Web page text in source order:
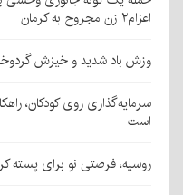
اعزام۲ زن مجروح به کرمان
وزش باد شدید و خیزش
سرمایه‌گذاری روی کودکان،
است
روسیه، فرصتی نو برای پسته